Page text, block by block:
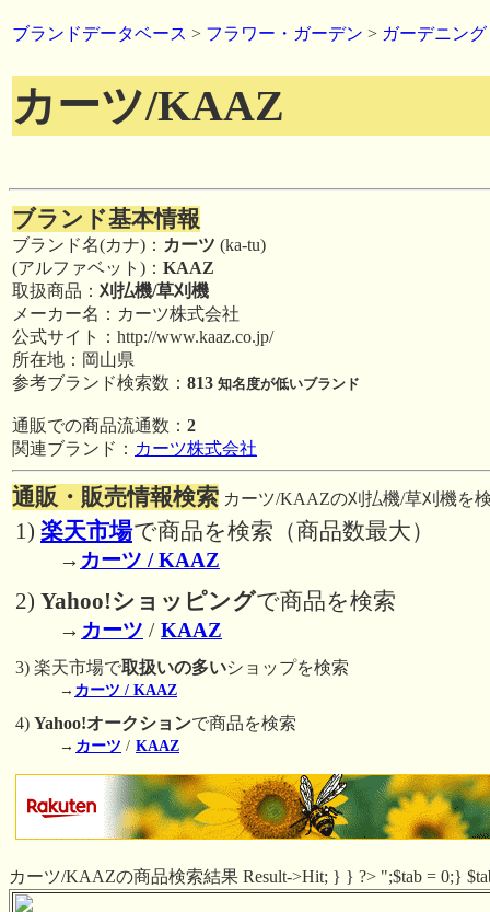
ブランドデータベース > フラワー・ガーデン > ガーデニング
カーツ/KAAZ
ブランド基本情報
ブランド名(カナ)： カーツ (ka-tu)
(アルファベット)： KAAZ
取扱商品： 刈払機/草刈機
メーカー名：カーツ株式会社
公式サイト：http://www.kaaz.co.jp/
所在地：岡山県
参考ブランド検索数： 813 知名度が低いブランド
通販での商品流通数： 2
関連ブランド： カーツ株式会社
通販・販売情報検索 カーツ/KAAZの刈払機/草刈機を
1) 楽天市場で商品を検索（商品数最大）
→ カーツ / KAAZ
2) Yahoo!ショッピングで商品を検索
→ カーツ / KAAZ
3) 楽天市場で取扱いの多いショップを検索
→ カーツ / KAAZ
4) Yahoo!オークションで商品を検索
→ カーツ / KAAZ
カーツ/KAAZの商品検索結果 Result->Hit; } } ?> ";$tab = 0;}